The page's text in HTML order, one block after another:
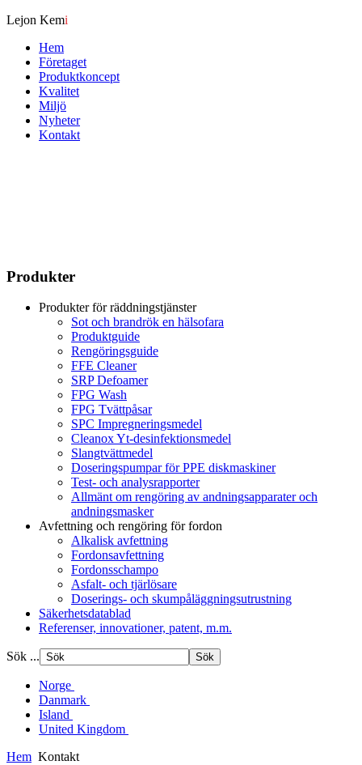
Lejon Kemi
Hem
Företaget
Produktkoncept
Kvalitet
Miljö
Nyheter
Kontakt
Produkter
Produkter för räddningstjänster
Sot och brandrök en hälsofara
Produktguide
Rengöringsguide
FFE Cleaner
SRP Defoamer
FPG Wash
FPG Tvättpåsar
SPC Impregneringsmedel
Cleanox Yt-desinfektionsmedel
Slangtvättmedel
Doseringspumpar för PPE diskmaskiner
Test- och analysrapporter
Allmänt om rengöring av andningsapparater och
andningsmasker
Avfettning och rengöring för fordon
Alkalisk avfettning
Fordonsavfettning
Fordonsschampo
Asfalt- och tjärlösare
Doserings- och skumpåläggningsutrustning
Säkerhetsdatablad
Referenser, innovationer, patent, m.m.
Sök ...
Norge
Danmark
Island
United Kingdom
Hem Kontakt